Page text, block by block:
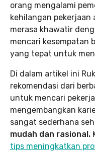
orang mengalami
kehilangan pekerjaan
merasa khawatir
mencari kesempatan
yang tepat untuk
Di dalam artikel ini
rekomendasi dari
untuk mencari
mengembangkan
sangat sederhana
mudah dan rasional.
tips meningkatkan